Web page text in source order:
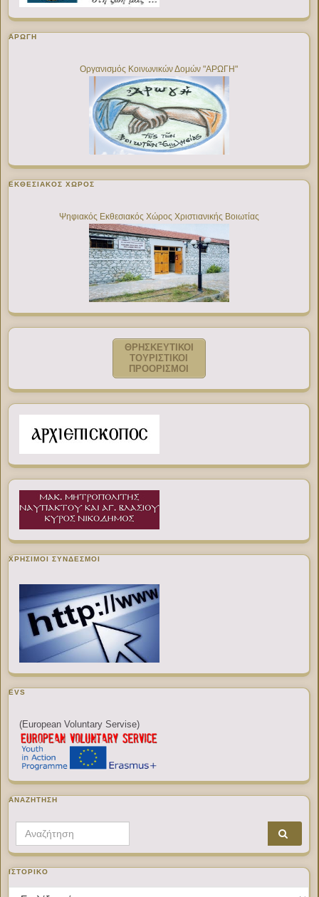
ΑΡΩΓΗ
Οργανισμός Κοινωνικών Δομών "ΑΡΩΓΗ"
ΕΚΘΕΣΙΑΚΌΣ ΧΏΡΟΣ
Ψηφιακός Εκθεσιακός Χώρος Χριστιανικής Βοιωτίας
ΘΡΗΣΚΕΥΤΙΚΟΙ
ΤΟΥΡΙΣΤΙΚΟΙ
ΠΡΟΟΡΙΣΜΟΙ
ΧΡΉΣΙΜΟΙ ΣΎΝΔΕΣΜΟΙ
EVS
(European Voluntary Servise)
ΑΝΑΖΉΤΗΣΗ
Search for:
ΙΣΤΟΡΙΚΌ